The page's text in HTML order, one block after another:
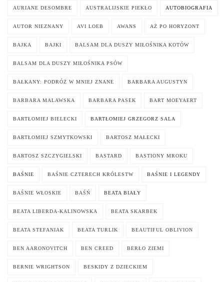
AURIANE DESOMBRE AUSTRALIJSKIE PIEKŁO AUTOBIOGRAFIA
AUTOR NIEZNANY AVI LOEB AWANS AŻ PO HORYZONT
BAJKA BAJKI BALSAM DLA DUSZY MIŁOŚNIKA KOTÓW
BALSAM DLA DUSZY MIŁOŚNIKA PSÓW
BAŁKANY: PODRÓŻ W MNIEJ ZNANE BARBARA AUGUSTYN
BARBARA MALAWSKA BARBARA PASEK BART MOEYAERT
BARTŁOMIEJ BIELECKI BARTŁOMIEJ GRZEGORZ SALA
BARTŁOMIEJ SZMYTKOWSKI BARTOSZ MAŁECKI
BARTOSZ SZCZYGIELSKI BASTARD BASTIONY MROKU
BAŚNIE BAŚNIE CZTERECH KRÓLESTW BAŚNIE I LEGENDY
BAŚNIE WŁOSKIE BAŚŃ BEATA BIAŁY
BEATA LIBERDA-KALINOWSKA BEATA SKARBEK
BEATA STEFANIAK BEATA TURLIK BEAUTIFUL OBLIVION
BEN AARONOVITCH BEN CREED BERŁO ZIEMI
BERNIE WRIGHTSON BESKIDY Z DZIECKIEM